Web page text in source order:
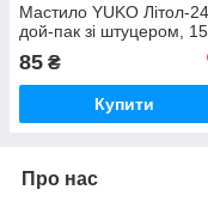
Мастило YUKO Літол-24
дой-пак зі штуцером,
85 ₴
Купити
Про нас